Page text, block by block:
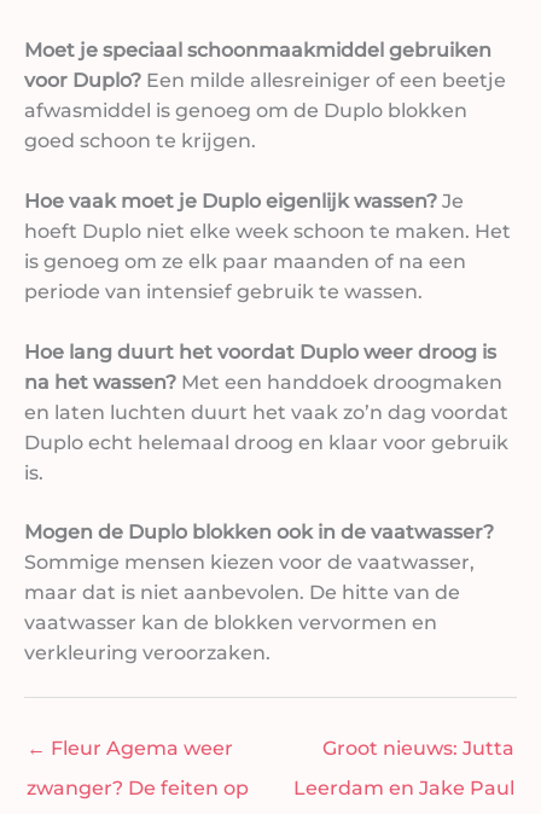
Moet je speciaal schoonmaakmiddel gebruiken
voor Duplo? Een milde allesreiniger of een beetje
afwasmiddel is genoeg om de Duplo blokken
goed schoon te krijgen.
Hoe vaak moet je Duplo eigenlijk wassen? Je
hoeft Duplo niet elke week schoon te maken. Het
is genoeg om ze elk paar maanden of na een
periode van intensief gebruik te wassen.
Hoe lang duurt het voordat Duplo weer droog is
na het wassen? Met een handdoek droogmaken
en laten luchten duurt het vaak zo’n dag voordat
Duplo echt helemaal droog en klaar voor gebruik
is.
Mogen de Duplo blokken ook in de vaatwasser?
Sommige mensen kiezen voor de vaatwasser,
maar dat is niet aanbevolen. De hitte van de
vaatwasser kan de blokken vervormen en
verkleuring veroorzaken.
← Fleur Agema weer
zwanger? De feiten op
Groot nieuws: Jutta
Leerdam en Jake Paul